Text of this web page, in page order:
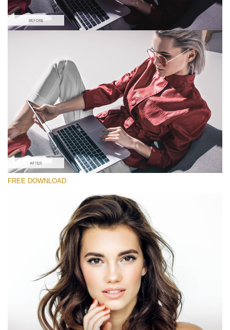
Please select
Portrait Pro
(40 Lr Presets)
Wedding Collection
(400 Lr Presets)
Entire Collection
(2067 Lr Presets)
Free download
FREE DOWNLOAD